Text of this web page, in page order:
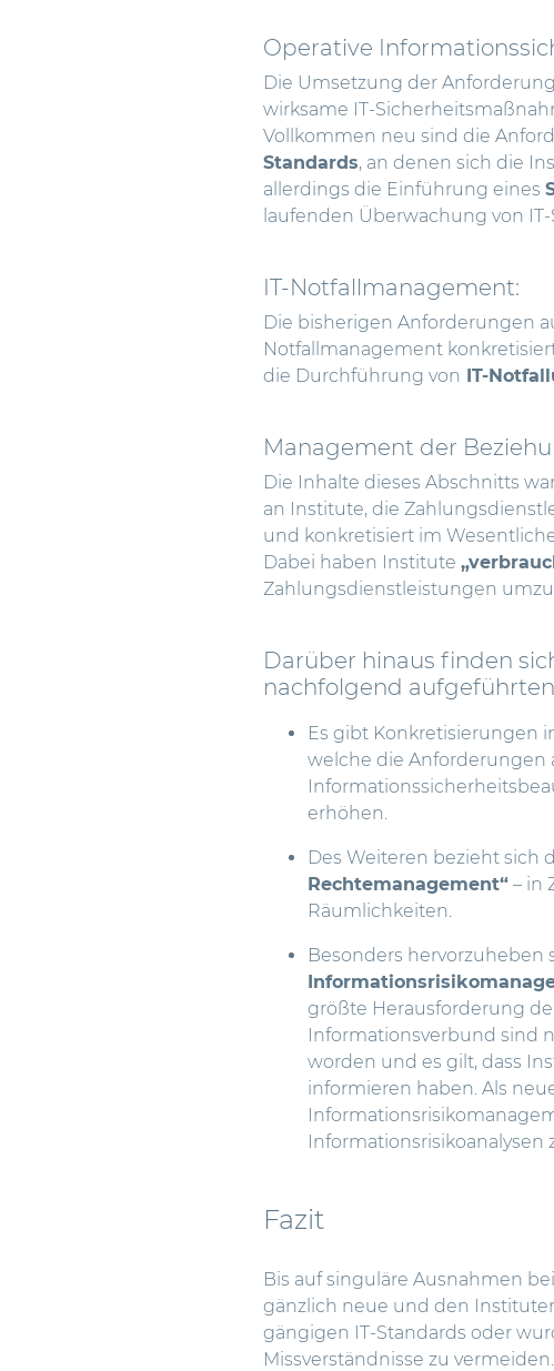
Operative
Die Umsetzung der
wirksame IT-
Vollkommen neu sind die
Standards, an denen sich die
allerdings die Einführung eines
laufenden Überwachung von
IT-Notfallmanagement:
Die bisherigen Anforderungen
Notfallmanagement
die Durchführung von IT-
Management der
Die Inhalte dieses Abschnitts
an Institute, die
und konkretisiert im
Dabei haben Institute
Zahlungsdienstleistungen
Darüber hinaus finden
nachfolgend
Es gibt Konkretisierungen
welche die Anforderungen
erhöhen.
Des Weiteren bezieht sich
Rechtemanagement“ – in
Räumlichkeiten.
Besonders hervorzuheben
größte Herausforderung
Informationsverbund sind
worden und es gilt, dass
informieren haben. Als
Fazit
Bis auf singuläre Ausnahmen
gänzlich neue und den
gängigen IT-Standards oder
Missverständnisse zu